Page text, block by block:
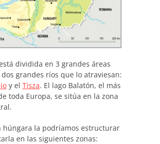
dividida en 3 grandes áreas
grandes ríos que lo atraviesan:
y el Tisza. El lago Balatón, el más
toda Europa, se sitúa en la zona
húngara la podríamos estructurar
en las siguientes zonas: